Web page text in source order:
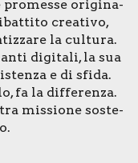
pro­mes­se ori­gi­na­
crea­ti­vo,
la cul­tu­ra.
digi­ta­li, la sua
e di sfi­da.
fa la dif­fe­ren­za.
mis­sio­ne soste­